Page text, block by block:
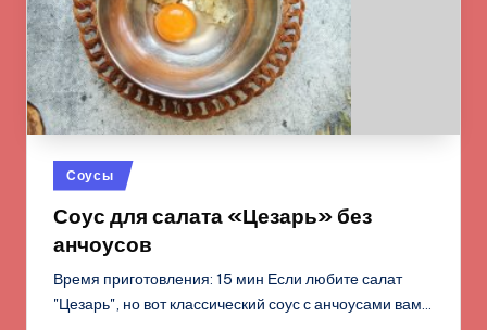
Опубликовано
в
Соусы
Соус для салата «Цезарь» без
анчоусов
Время приготовления: 15 мин Если любите салат
"Цезарь", но вот классический соус с анчоусами вам…